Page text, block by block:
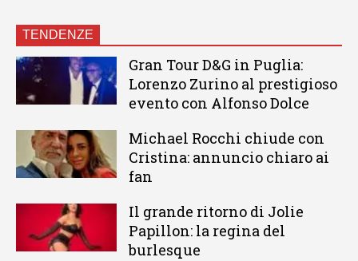
TENDENZE
Gran Tour D&G in Puglia:
Lorenzo Zurino al prestigioso
evento con Alfonso Dolce
Michael Rocchi chiude con
Cristina: annuncio chiaro ai
fan
Il grande ritorno di Jolie
Papillon: la regina del
burlesque